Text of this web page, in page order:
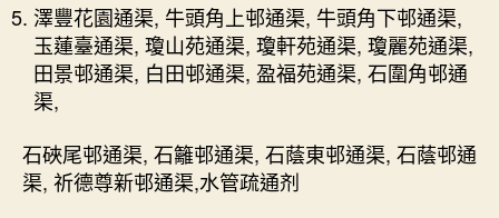
澤豐花園通渠, 牛頭角上邨通渠, 牛頭角下邨通渠,
玉蓮臺通渠, 瓊山苑通渠, 瓊軒苑通渠, 瓊麗苑通渠,
田景邨通渠, 白田邨通渠, 盈福苑通渠, 石圍角邨通
渠,
石硤尾邨通渠, 石籬邨通渠, 石蔭東邨通渠, 石蔭邨通
渠, 祈德尊新邨通渠,水管疏通剂